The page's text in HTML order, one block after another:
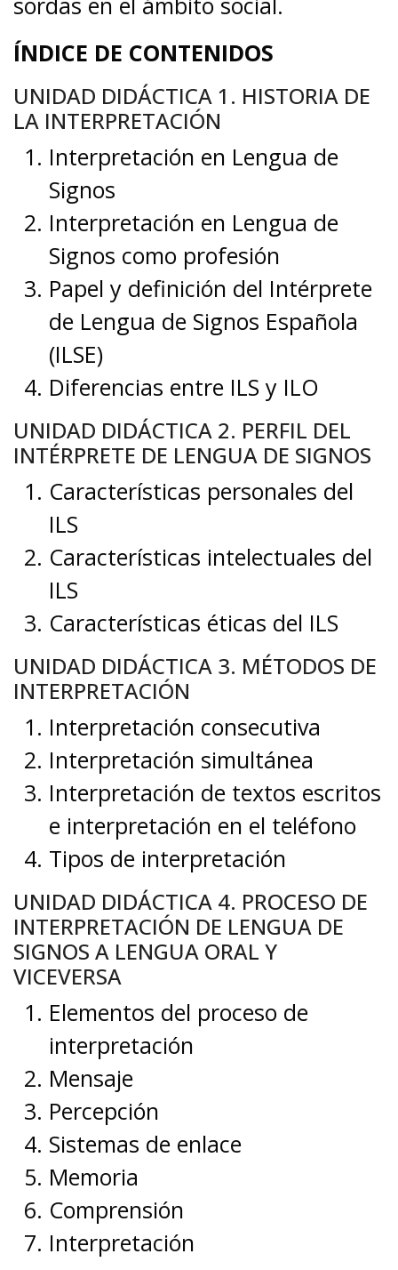
ÍNDICE DE CONTENIDOS
UNIDAD DIDÁCTICA 1. HISTORIA DE
LA INTERPRETACIÓN
Interpretación en Lengua de
Signos
Interpretación en Lengua de
Signos como profesión
Papel y definición del Intérprete
de Lengua de Signos Española
(ILSE)
Diferencias entre ILS y ILO
UNIDAD DIDÁCTICA 2. PERFIL DEL
INTÉRPRETE DE LENGUA DE SIGNOS
Características personales del
ILS
Características intelectuales del
ILS
Características éticas del ILS
UNIDAD DIDÁCTICA 3. MÉTODOS DE
INTERPRETACIÓN
Interpretación consecutiva
Interpretación simultánea
Interpretación de textos escritos
e interpretación en el teléfono
Tipos de interpretación
UNIDAD DIDÁCTICA 4. PROCESO DE
INTERPRETACIÓN DE LENGUA DE
SIGNOS A LENGUA ORAL Y
VICEVERSA
Elementos del proceso de
interpretación
Mensaje
Percepción
Sistemas de enlace
Memoria
Comprensión
Interpretación